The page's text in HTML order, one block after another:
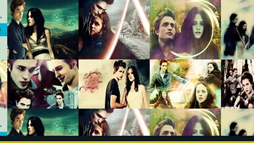
ดูซีรี่ย์ ซีรีย์แนวเหนือธรรม